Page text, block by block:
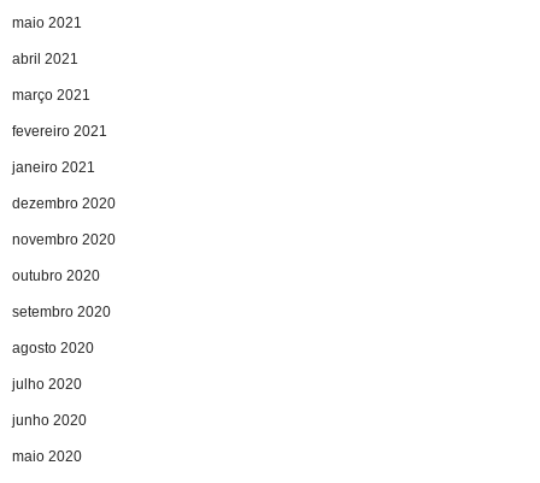
maio 2021
abril 2021
março 2021
fevereiro 2021
janeiro 2021
dezembro 2020
novembro 2020
outubro 2020
setembro 2020
agosto 2020
julho 2020
junho 2020
maio 2020